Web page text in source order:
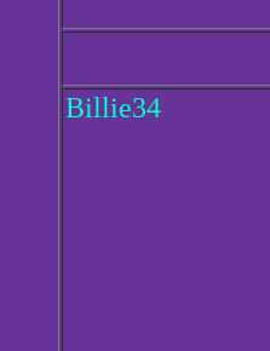
Billie34